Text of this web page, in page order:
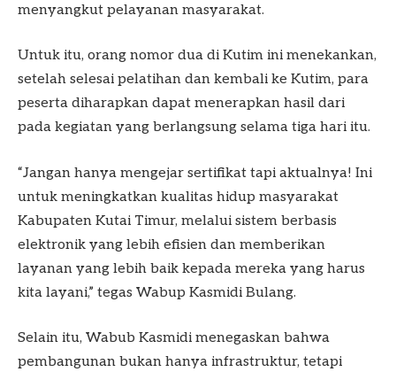
menyangkut pelayanan masyarakat.
Untuk itu, orang nomor dua di Kutim ini menekankan,
setelah selesai pelatihan dan kembali ke Kutim, para
peserta diharapkan dapat menerapkan hasil dari
pada kegiatan yang berlangsung selama tiga hari itu.
“Jangan hanya mengejar sertifikat tapi aktualnya! Ini
untuk meningkatkan kualitas hidup masyarakat
Kabupaten Kutai Timur, melalui sistem berbasis
elektronik yang lebih efisien dan memberikan
layanan yang lebih baik kepada mereka yang harus
kita layani,” tegas Wabup Kasmidi Bulang.
Selain itu, Wabub Kasmidi menegaskan bahwa
pembangunan bukan hanya infrastruktur, tetapi